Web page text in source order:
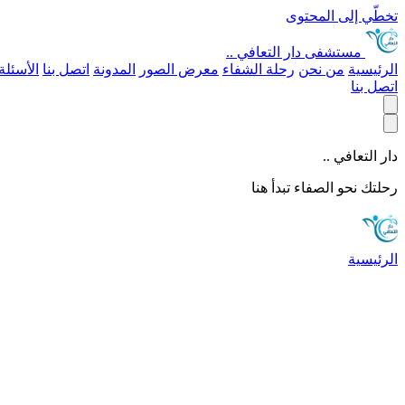
تخطّي إلى المحتوى
مستشفى دار التعافي ..
الرئيسية من نحن رحلة الشفاء معرض الصور المدونة اتصل بنا
اتصل بنا
دار التعافي ..
رحلتك نحو الصفاء تبدأ هنا
الرئيسية